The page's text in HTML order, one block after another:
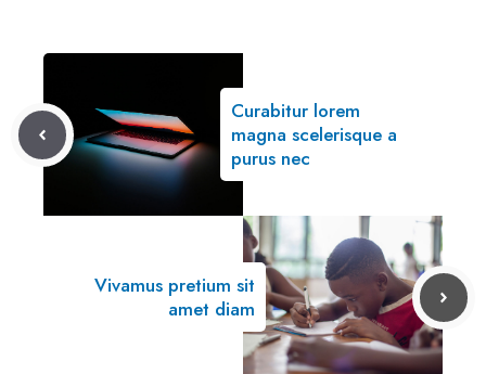
Curabitur lorem
magna scelerisque a
purus nec
Vivamus pretium sit
amet diam